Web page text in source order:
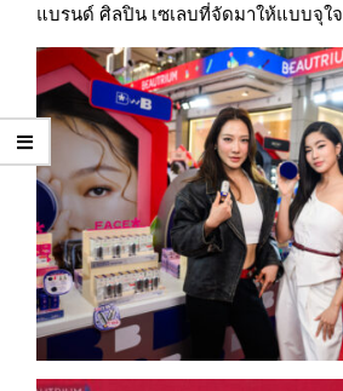
แบรนด์ ศิลปิน เซเลบที่จัดมาให้แบบจุใจ